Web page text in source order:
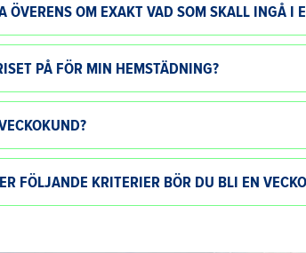
ÖVERENS OM EXAKT VAD SOM SKALL INGÅ I
PÅ FÖR MIN HEMSTÄDNING?
FÖLJANDE KRITERIER BÖR DU BLI EN